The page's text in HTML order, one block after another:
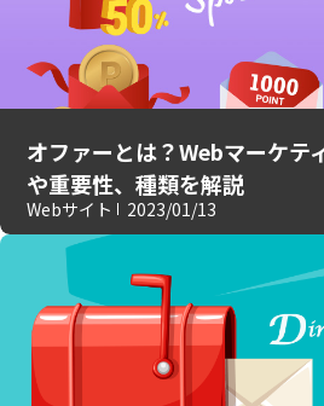
オファーとは？Webマーケテ
や重要性、種類を解説
Webサイト 2023/01/13